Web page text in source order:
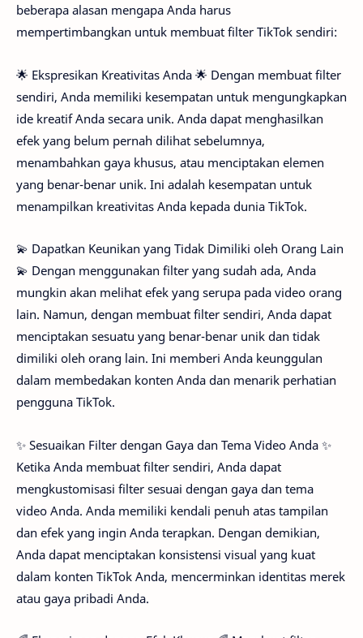
beberapa alasan mengapa Anda harus
mempertimbangkan untuk membuat filter TikTok sendiri:
🌟 Ekspresikan Kreativitas Anda 🌟 Dengan membuat filter
sendiri, Anda memiliki kesempatan untuk mengungkapkan
ide kreatif Anda secara unik. Anda dapat menghasilkan
efek yang belum pernah dilihat sebelumnya,
menambahkan gaya khusus, atau menciptakan elemen
yang benar-benar unik. Ini adalah kesempatan untuk
menampilkan kreativitas Anda kepada dunia TikTok.
💫 Dapatkan Keunikan yang Tidak Dimiliki oleh Orang Lain
💫 Dengan menggunakan filter yang sudah ada, Anda
mungkin akan melihat efek yang serupa pada video orang
lain. Namun, dengan membuat filter sendiri, Anda dapat
menciptakan sesuatu yang benar-benar unik dan tidak
dimiliki oleh orang lain. Ini memberi Anda keunggulan
dalam membedakan konten Anda dan menarik perhatian
pengguna TikTok.
✨ Sesuaikan Filter dengan Gaya dan Tema Video Anda ✨
Ketika Anda membuat filter sendiri, Anda dapat
mengkustomisasi filter sesuai dengan gaya dan tema
video Anda. Anda memiliki kendali penuh atas tampilan
dan efek yang ingin Anda terapkan. Dengan demikian,
Anda dapat menciptakan konsistensi visual yang kuat
dalam konten TikTok Anda, mencerminkan identitas merek
atau gaya pribadi Anda.